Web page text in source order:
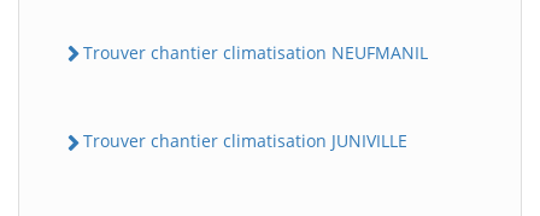
Trouver chantier climatisation NEUFMANIL
Trouver chantier climatisation JUNIVILLE